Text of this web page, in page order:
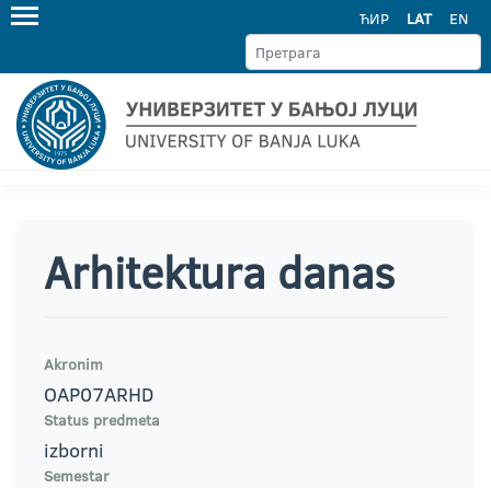
ЋИР LAT EN
Arhitektura danas
Akronim
OAP07ARHD
Status predmeta
izborni
Semestar